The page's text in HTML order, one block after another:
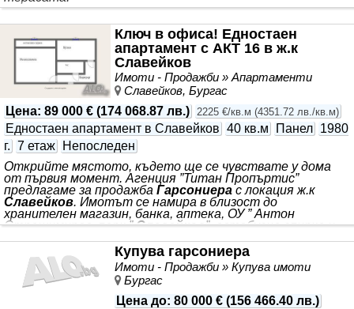
Ключ в офиса! Едностаен
апартамент с АКТ 16 в ж.к
Славейков
Имоти - Продажби » Апартаменти
Славейков, Бургас
Цена: 89 000 € (174 068.87 лв.) 2225 €/кв.м (4351.72 лв./кв.м)
Едностаен апартамент в Славейков 40 кв.м Панел 1980
г. 7 етаж
Непоследен
Открийте мястото, където ще се чувствате у дома
от първия момент. Агенция ”Титан Пропъртис”
предлагаме за продажба Гарсониера с локация ж.к
Славейков. Имотът се намира в близост до
хранителен магазин, банка, аптека, ОУ ” Антон
Страшимиров, парк ”Славейков”, автобусна спирка и
асансьор и разполага с площ от 40 кв.м разгърнати в
следното практично разпределение: -антре,
всекидневна със затворена тераса, кухня с усвоена
тераса, баня с тоалетна. Към имота има прилежащо
мазе - 2,06кв.м. Изложение: Изток/ Юг Състояние: за
Купува гарсониера
Имоти - Продажби » Купува имоти
Бургас
Цена до: 80 000 € (156 466.40 лв.)